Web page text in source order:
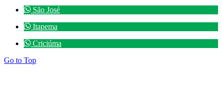
São José
Itapema
Criciúma
Go to Top